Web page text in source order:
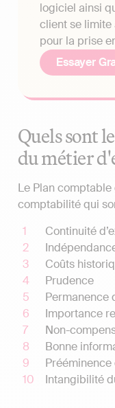
logiciel ainsi
client se limite
pour la prise
Essayer
Quels sont
du métier
Le Plan
comptabilité qui
Continuité
Coûts
Prudence
Permanence
Importance
Non-
Bonne
Prééminence
Intangibilité